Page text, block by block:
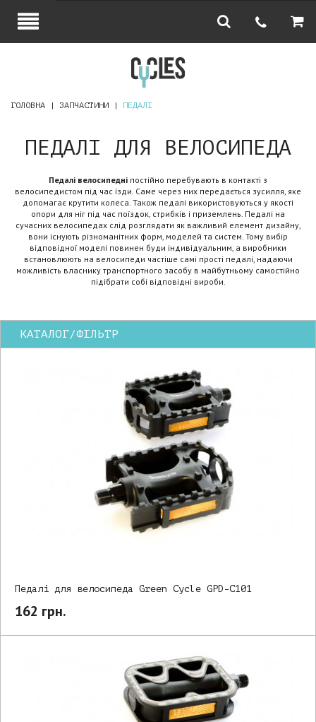
ГОЛОВНА ЗАПЧАСТИНИ ПЕДАЛІ
ПЕДАЛІ ДЛЯ ВЕЛОСИПЕДА
Педалі велосипедні постійно перебувають в контакті з
велосипедистом під час їзди. Саме через них передається зусилля, яке
допомагає крутити колеса. Також педалі використовуються у якості
опори для ніг під час поїздок, стрибків і приземлень. Педалі на
сучасних велосипедах слід розглядати як важливий елемент дизайну,
вони існують різноманітних форм, моделей та систем. Тому вибір
відповідної моделі повинен буди індивідуальним, а виробники
встановлюють на велосипеди частіше самі прості педалі, надаючи
можливість власнику транспортного засобу в майбутньому самостійно
підібрати собі відповідні вироби.
КАТАЛОГ/ФІЛЬТР
Педалі для велосипеда Green Cycle GPD-C101
162 грн.